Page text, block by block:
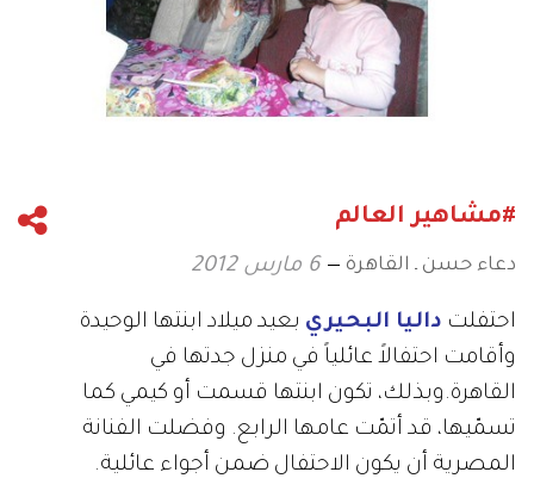
#مشاهير العالم
دعاء حسن ـ القاهرة 6 مارس 2012
احتفلت داليا البحيري بعيد ميلاد ابنتها الوحيدة
وأقامت احتفالاً عائلياً في منزل جدتها في
القاهرة.وبذلك، تكون ابنتها قسمت أو كيمي كما
تسمّيها، قد أتمّت عامها الرابع. وفضلت الفنانة
المصرية أن يكون الاحتفال ضمن أجواء عائلية.